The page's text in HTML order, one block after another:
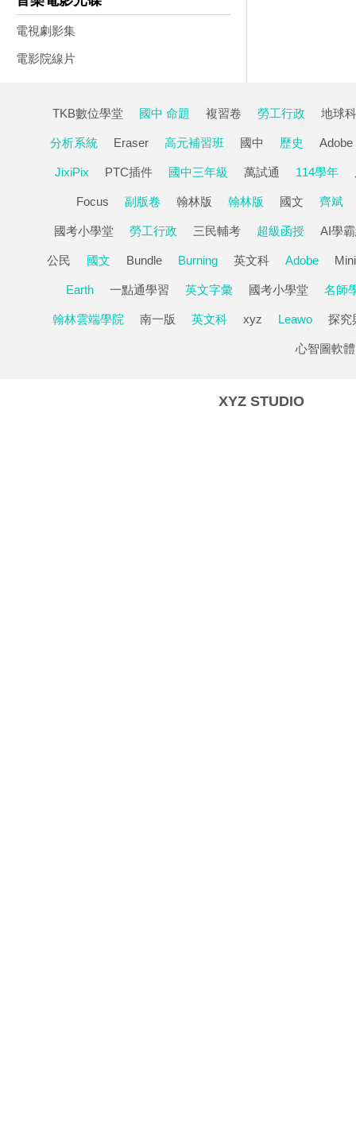
電視劇影集
電影院線片
TKB數位學堂 國中 命題 複習卷 勞工行政 地球
分析系統 Eraser 高元補習班 國中 歷史 Adobe
JixiPix PTC插件 國中三年級 萬試通 114學年
Focus 副版卷 翰林版 翰林版 國文 齊斌
國考小學堂 勞工行政 三民輔考 超級函授 AI學
公民 國文 Bundle Burning 英文科 Adobe
Earth 一點通學習 英文字彙 國考小學堂 名師
翰林雲端學院 南一版 英文科 xyz Leawo 探究
心智圖軟體
XYZ STUDIO